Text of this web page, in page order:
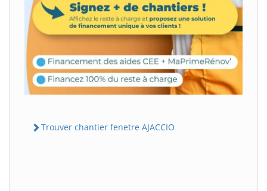
Trouver chantier fenetre AJACCIO